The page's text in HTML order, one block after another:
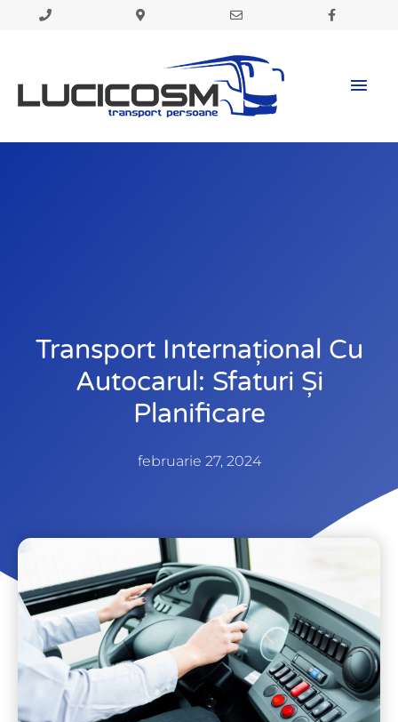
Transport Internațional Cu
Autocarul: Sfaturi Și
Planificare
februarie 27, 2024